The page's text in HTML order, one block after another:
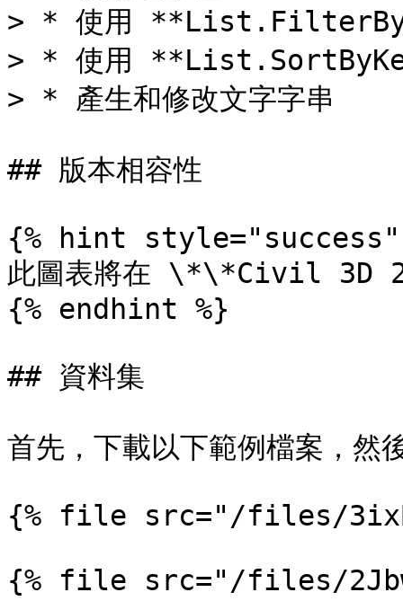
> * 使用
> * 使用
> * 產生和修改文字字串
## 版本相容性
{% hint style="success"
此圖表將在 \*\*Civil 3D
{% endhint %}
## 資料集
首先，下載以下範例檔案，然
{% file src="/files/
{% file src="/files/